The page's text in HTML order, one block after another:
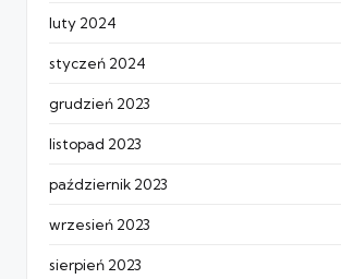
luty 2024
styczeń 2024
grudzień 2023
listopad 2023
październik 2023
wrzesień 2023
sierpień 2023